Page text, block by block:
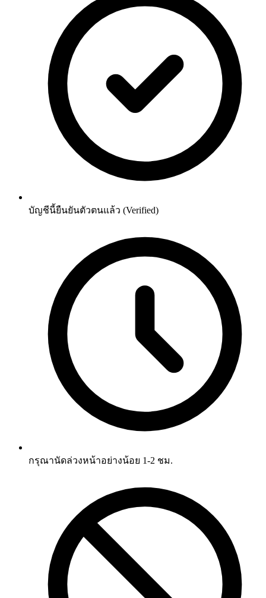
บัญชีนี้ยืนยันตัวตนแล้ว (Verified)
กรุณานัดล่วงหน้าอย่างน้อย 1-2 ชม.